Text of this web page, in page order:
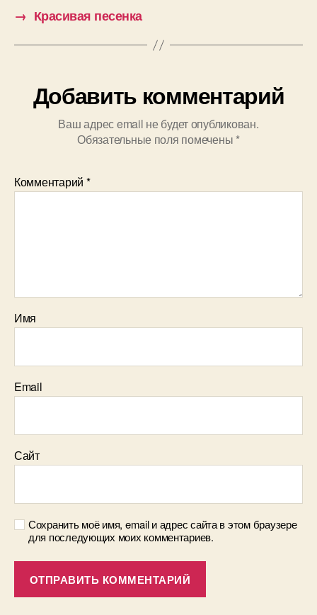
→ Красивая песенка
Добавить комментарий
Ваш адрес email не будет опубликован.
Обязательные поля помечены *
Комментарий *
Имя
Email
Сайт
Сохранить моё имя, email и адрес сайта в этом браузере
для последующих моих комментариев.